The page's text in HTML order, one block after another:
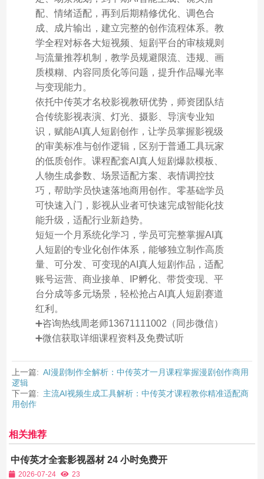
配、情绪适配，再到后期精修优化、调色合
成、成片输出，建立完整的创作流程体系。教
学全程对标各大短视频、短剧平台的审核规则
与流量推荐机制，教学员规避限流、违规、画
质模糊、内容同质化等问题，提升作品曝光率
与变现能力。
依托中传英才名校影视教研优势，师资团队结
合传统影视表演、灯光、摄影、导演专业知
识，赋能AI真人短剧创作，让学员掌握影视级
的审美标准与创作逻辑，区别于普通工具玩家
的低质创作。课程配套AI真人短剧爆款模板、
人物生成参数、场景适配方案、表情调控技
巧，帮助学员快速落地商用创作。零基础学员
可快速入门，影视从业者可快速完成智能化技
能升级，适配行业新趋势。
短短一个月系统化学习，学员可完整掌握AI真
人短剧的专业化创作体系，能够独立制作高质
量、可分发、可变现的AI真人短剧作品，适配
账号运营、商业接单、IP孵化、带货变现、平
台分成等多元场景，轻松抢占AI真人短剧赛道
红利。
➕咨询热线周老师13671111002（同步微信）
➕微信获取详细课程资料及免费试听
上一篇: AI漫剧制作全解析：中传英才一月课程掌握漫剧创作商用
逻辑
下一篇: 主流AI视频生成工具解析：中传英才课程教你精准适配商
用创作
相关推荐
中传英才全套影视器材 24 小时免费开
放，消除学影视硬件门槛
2026-07-24
23